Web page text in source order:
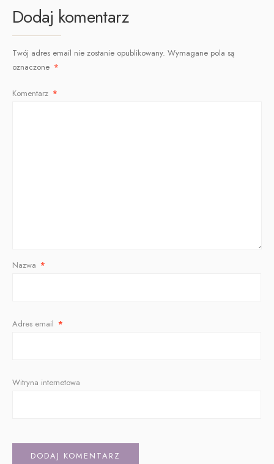
Dodaj komentarz
Twój adres email nie zostanie opublikowany. Wymagane pola są
oznaczone *
Komentarz *
Nazwa *
Adres email *
Witryna internetowa